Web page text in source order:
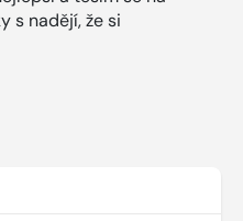
s nadějí, že si